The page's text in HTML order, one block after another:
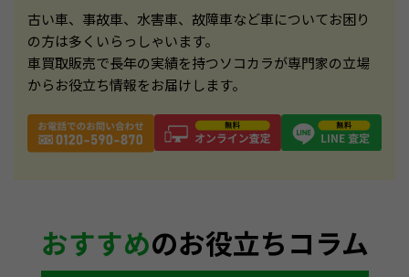
古い車、事故車、水害車、故障車など車についてお困り
の方は多くいらっしゃいます。
車買取販売で長年の実績を持つソコカラが専門家の立場
からお役立ち情報をお届けします。
おすすめのお役立ちコラム